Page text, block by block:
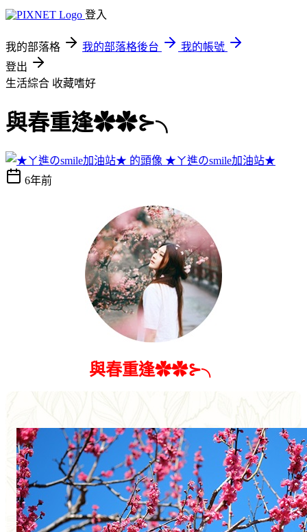
登入
我的部落格 我的部落格後台
我的帳號
登出
生活綜合 收藏嗜好
與春重逢✿✿⊱╮
★ㄚ進のsmile加油站★
6年前
與春重逢✿✿⊱╮